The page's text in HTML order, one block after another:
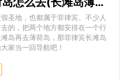
圣地，也都属于菲律宾。不少人
的，把两个地方都安排在一个行
岛再去薄荷岛，那菲律宾长滩岛
家当一回导航吧！